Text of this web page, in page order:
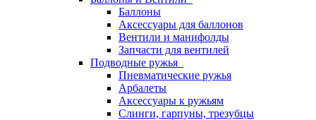
Баллоны
Аксессуары для баллонов
Вентили и манифолды
Запчасти для вентилей
Подводные ружья
Пневматические ружья
Арбалеты
Аксессуары к ружьям
Слинги, гарпуны, трезубцы